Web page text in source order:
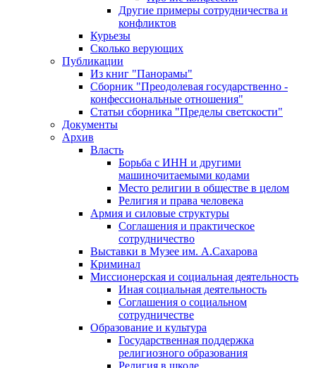
Другие примеры сотрудничества и
конфликтов
Курьезы
Сколько верующих
Публикации
Из книг "Панорамы"
Сборник "Преодолевая государственно -
конфессиональные отношения"
Статьи сборника "Пределы светскости"
Документы
Архив
Власть
Борьба с ИНН и другими
машиночитаемыми кодами
Место религии в обществе в целом
Религия и права человека
Армия и силовые структуры
Соглашения и практическое
сотрудничество
Выставки в Музее им. А.Сахарова
Криминал
Миссионерская и социальная деятельность
Иная социальная деятельность
Соглашения о социальном
сотрудничестве
Образование и культура
Государственная поддержка
религиозного образования
Религия в школе